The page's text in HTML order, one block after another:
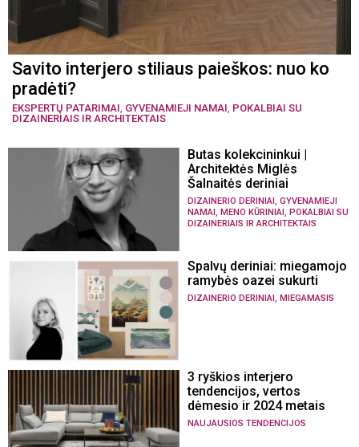
Savito interjero stiliaus paieškos: nuo ko
pradėti?
EKSPERTŲ PATARIMAI, GYVENAMIEJI NAMAI, POKALBIAI SU
DIZAINERIAIS IR ARCHITEKTAIS
Butas kolekcininkui |
Architektės Miglės
Šalnaitės deriniai
DIZAINERIO DERINIAI , GYVENAMIEJI
NAMAI , MENO KŪRINIAI , POKALBIAI SU
DIZAINERIAIS IR ARCHITEKTAIS
Spalvų deriniai: miegamojo
ramybės oazei sukurti
DIZAINERIO DERINIAI MIEGAMASIS
3 ryškios interjero
tendencijos, vertos
dėmesio ir 2024 metais
NAUJAUSIOS TENDENCIJOS